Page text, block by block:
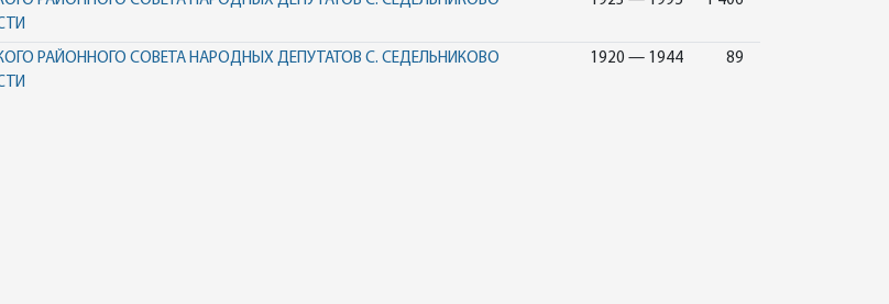
РАЙОННОГО СОВЕТА НАРОДНЫХ ДЕПУТАТОВ С. СЕДЕЛЬНИКОВО
1920 — 1944 89